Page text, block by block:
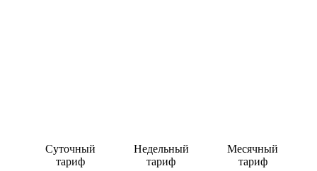
Суточный
тариф
Недельный
тариф
Месячный
тариф